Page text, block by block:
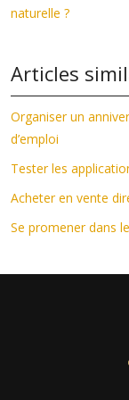
naturelle ?
Articles
Organiser un
d’emploi
Tester les
Acheter en vente
Se promener dans